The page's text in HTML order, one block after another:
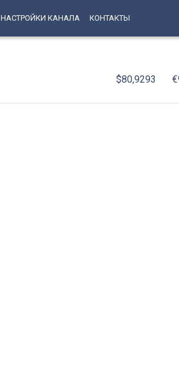
НАСТРОЙКИ КАНАЛА КОНТАКТЫ
Кировский район
$80,9293